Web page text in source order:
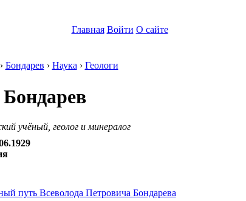
Главная Войти О сайте
Бондарев › Наука › Геологи
учёный, геолог и минералог
путь Всеволода Петровича Бондарева